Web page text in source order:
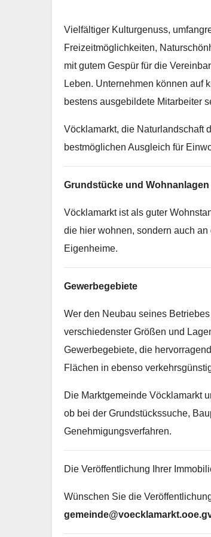
Vielfältiger Kulturgenuss,
Freizeitmöglichkeiten,
mit gutem Gespür für die
Leben. Unternehmen können auf
bestens ausgebildete Mitarbeiter
Vöcklamarkt, die Naturlandschaft
bestmöglichen Ausgleich für
Grundstücke und Wohnanlagen
Vöcklamarkt ist als guter
die hier wohnen, sondern auch
Eigenheime.
Gewerbegebiete
Wer den Neubau seines
verschiedenster Größen und
Gewerbegebiete, die
Flächen in ebenso
Die Marktgemeinde Vöcklamarkt
ob bei der Grundstückssuche,
Genehmigungsverfahren.
Die Veröffentlichung Ihrer
Wünschen Sie die